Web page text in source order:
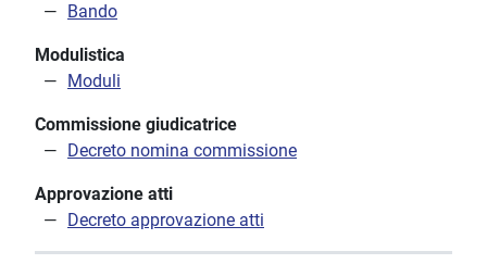
Bando
Modulistica
Moduli
Commissione giudicatrice
Decreto nomina commissione
Approvazione atti
Decreto approvazione atti